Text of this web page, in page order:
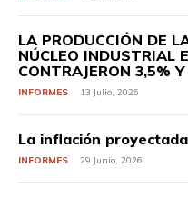
LA PRODUCCIÓN DE
NÚCLEO INDUSTRIAL
CONTRAJERON 3,5%
INFORMES 13 Julio, 2026
La inflación
INFORMES 29 Junio, 2026